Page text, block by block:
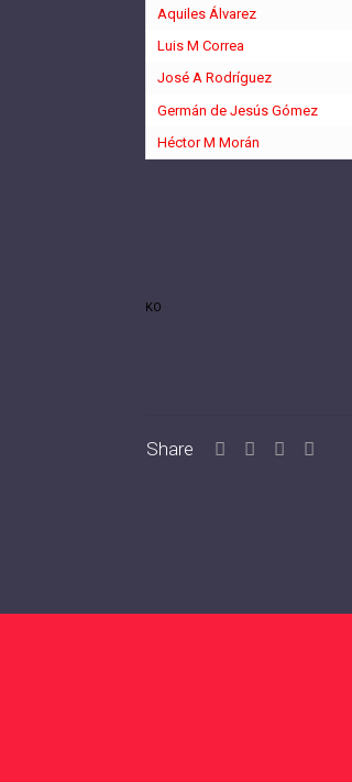
Aquiles Álvarez
Luis M Correa
José A Rodríguez
Germán de Jesús Gómez
Héctor M Morán
KO
Share